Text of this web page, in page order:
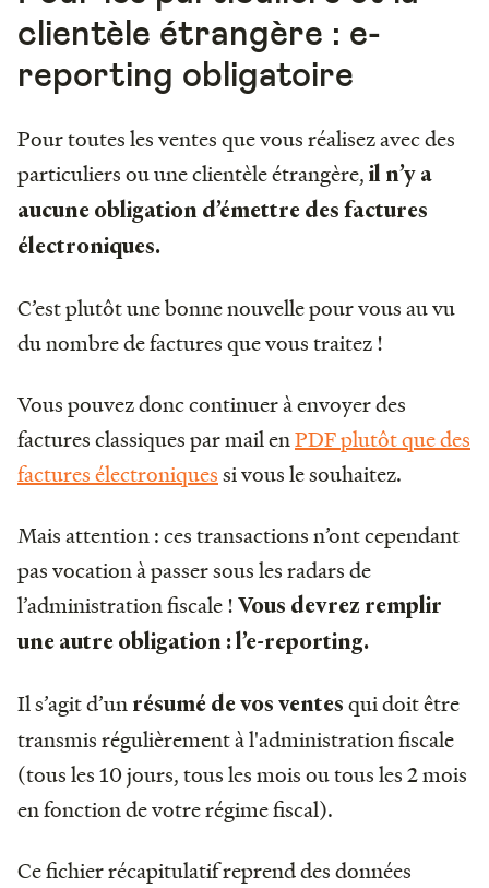
clientèle étrangère : e-
reporting obligatoire
Pour toutes les ventes que vous réalisez avec des
particuliers ou une clientèle étrangère, il n’y a
aucune obligation d’émettre des factures
électroniques.
C’est plutôt une bonne nouvelle pour vous au vu
du nombre de factures que vous traitez !
Vous pouvez donc continuer à envoyer des
factures classiques par mail enPDF plutôt que des
factures électroniquessi vous le souhaitez.
Mais attention : ces transactions n’ont cependant
pas vocation à passer sous les radars de
l’administration fiscale ! Vous devrez remplir
une autre obligation : l’e-reporting.
Il s’agit d’un résumé de vos ventes qui doit être
transmis régulièrement à l'administration fiscale
(tous les 10 jours, tous les mois ou tous les 2 mois
en fonction de votre régime fiscal).
Ce fichier récapitulatif reprend des données